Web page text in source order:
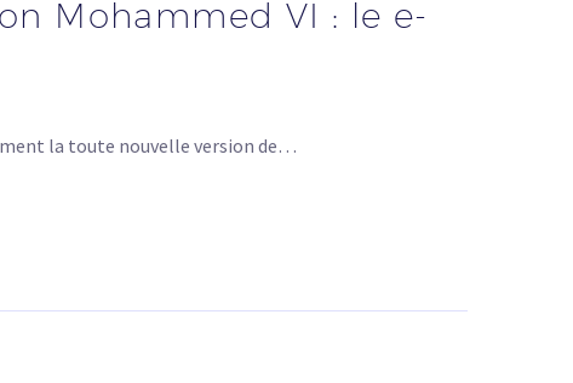
Mohammed VI : le e-
la toute nouvelle version de…